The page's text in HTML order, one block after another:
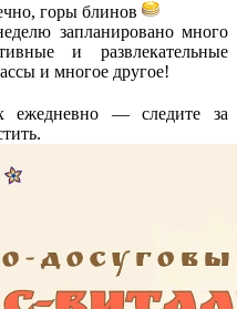
горы блинов
запланировано много
и развлекательные
и многое другое!
ежедневно — следите за